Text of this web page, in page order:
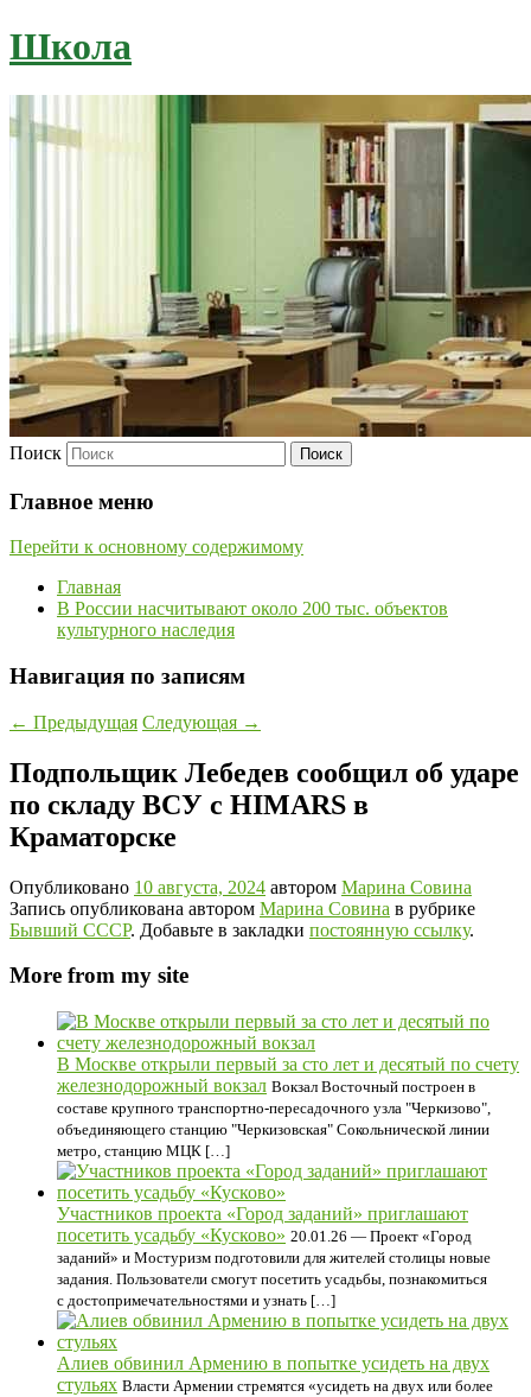
Школа
Поиск
Главное меню
Перейти к основному содержимому
Главная
В России насчитывают около 200 тыс. объектов
культурного наследия
Навигация по записям
← Предыдущая Следующая →
Подпольщик Лебедев сообщил об ударе
по складу ВСУ с HIMARS в
Краматорске
Опубликовано 10 августа, 2024 автором Марина Совина
Запись опубликована автором Марина Совина в рубрике
Бывший СССР. Добавьте в закладки постоянную ссылку.
More from my site
В Москве открыли первый за сто лет и десятый по счету
железнодорожный вокзал Вокзал Восточный построен в
составе крупного транспортно-пересадочного узла "Черкизово",
объединяющего станцию "Черкизовская" Сокольнической линии
метро, станцию МЦК […]
Участников проекта «Город заданий» приглашают
посетить усадьбу «Кусково» 20.01.26 — Проект «Город
заданий» и Мостуризм подготовили для жителей столицы новые
задания. Пользователи смогут посетить усадьбы, познакомиться
с достопримечательностями и узнать […]
Алиев обвинил Армению в попытке усидеть на двух
стульях Власти Армении стремятся «усидеть на двух или более